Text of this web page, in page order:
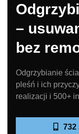
–
bez
Odgrzybianie
pleśń i ich
realizacji i 500+
732